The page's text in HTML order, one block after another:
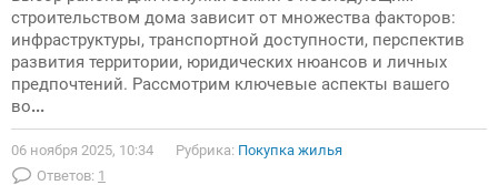
строительством дома зависит от множества факторов:
инфраструктуры, транспортной доступности, перспектив
развития территории, юридических нюансов и личных
предпочтений. Рассмотрим ключевые аспекты вашего
во...
06 ноября 2025, 10:34 Рубрика: Покупка жилья
Ответов: 1